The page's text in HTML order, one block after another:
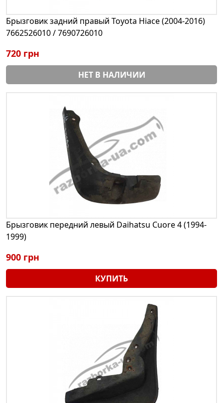
Брызговик задний правый Toyota Hiace (2004-2016)
7662526010 / 7690726010
720 грн
НЕТ В НАЛИЧИИ
Брызговик передний левый Daihatsu Cuore 4 (1994-
1999)
900 грн
КУПИТЬ